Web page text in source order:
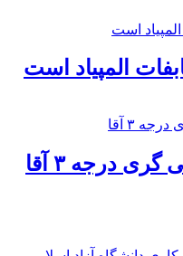
المپیاد است
درجه ۳ آقا